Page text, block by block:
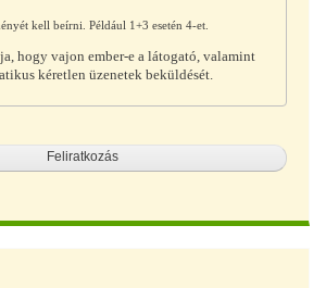
kell beírni. Például 1+3 esetén 4-et.
hogy vajon ember-e a látogató, valamint
kéretlen üzenetek beküldését.